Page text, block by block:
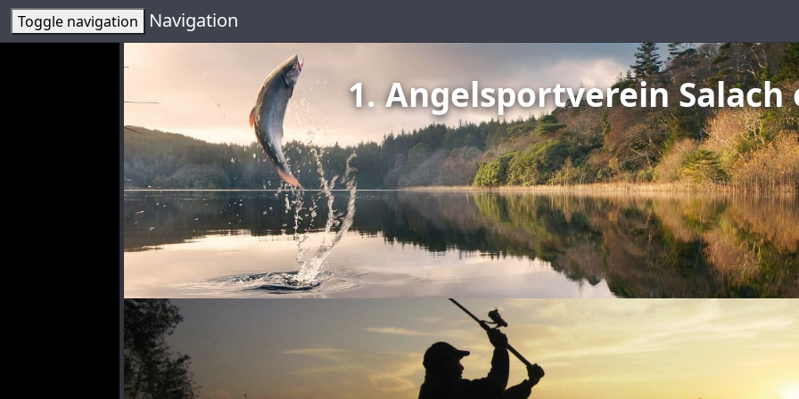
Toggle navigation Navigation
1. Angelsportverein Salach